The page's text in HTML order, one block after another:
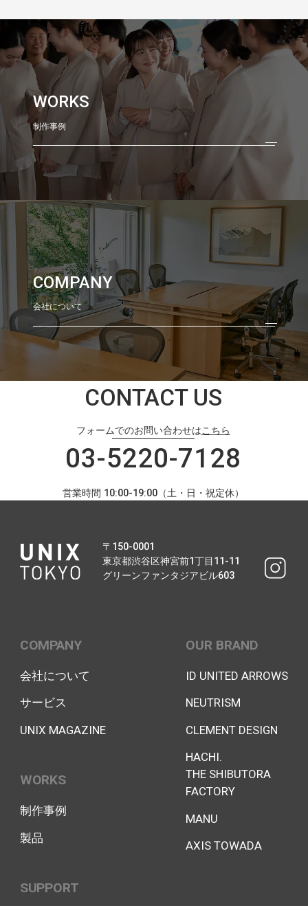
WORKS
制作事例
COMPANY
会社について
CONTACT US
フォームでのお問い合わせはこちら
03-5220-7128
営業時間 10:00-19:00（土・日・祝定休）
〒150-0001
東京都渋谷区神宮前1丁目11-11
グリーンファンタジアビル603
COMPANY
会社について
サービス
UNIX MAGAZINE
WORKS
制作事例
製品
OUR BRAND
ID UNITED ARROWS
NEUTRISM
CLEMENT DESIGN
HACHI.
THE SHIBUTORA
FACTORY
MANU
AXIS TOWADA
SUPPORT